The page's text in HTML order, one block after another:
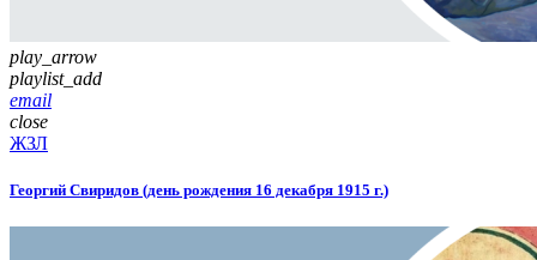
play_arrow
playlist_add
email
close
ЖЗЛ
Георгий Свиридов (день рождения 16 декабря 1915 г.)